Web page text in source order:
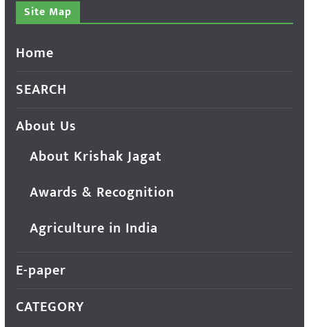
Site Map
Home
SEARCH
About Us
About Krishak Jagat
Awards & Recognition
Agriculture in India
E-paper
CATEGORY